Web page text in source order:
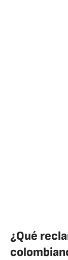
¿Qué